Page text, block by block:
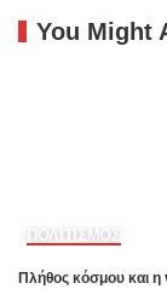
You Might
ΠΟΛΙΤΙΣΜΟΣ
Πλήθος κόσμου και η